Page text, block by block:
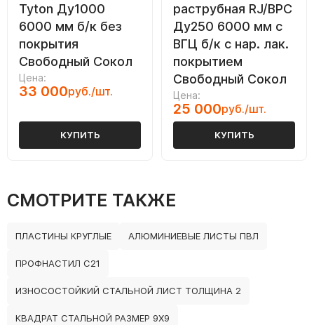
Tyton Ду1000
6000 мм б/к без
покрытия
Свободный Сокол
Цена:
33 000руб./шт.
КУПИТЬ
раструбная RJ/ВРС
Ду250 6000 мм с
ВГЦ б/к с нар. лак.
покрытием
Свободный Сокол
Цена:
25 000руб./шт.
КУПИТЬ
СМОТРИТЕ ТАКЖЕ
ПЛАСТИНЫ КРУГЛЫЕ АЛЮМИНИЕВЫЕ ЛИСТЫ ПВЛ
ПРОФНАСТИЛ С21
ИЗНОСОСТОЙКИЙ СТАЛЬНОЙ ЛИСТ ТОЛЩИНА 2
КВАДРАТ СТАЛЬНОЙ РАЗМЕР 9Х9